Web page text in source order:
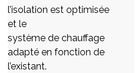
l’isolation est optimisée
et le
système de chauffage
adapté en fonction de
l’existant.